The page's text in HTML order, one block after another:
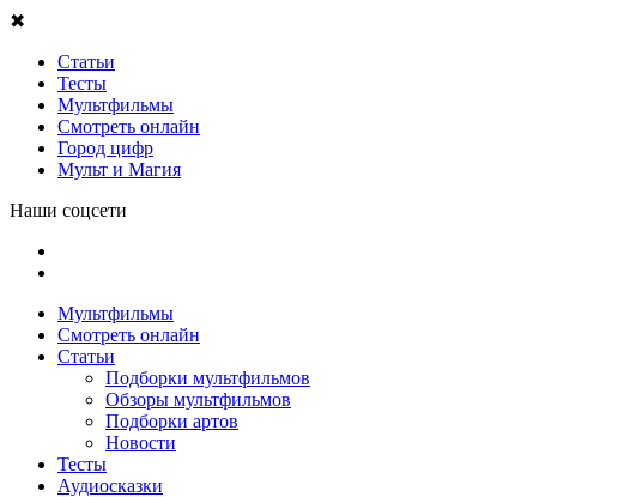
✖
Статьи
Тесты
Мультфильмы
Смотреть онлайн
Город цифр
Мульт и Магия
Наши соцсети
Мультфильмы
Смотреть онлайн
Статьи
Подборки мультфильмов
Обзоры мультфильмов
Подборки артов
Новости
Тесты
Аудиосказки